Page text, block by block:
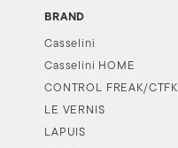
BRAND
Casselini
Casselini HOME
CONTROL FREAK/CTFK
LE VERNIS
LAPUIS